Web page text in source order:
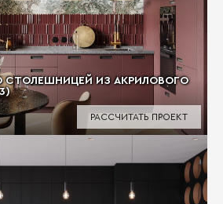
СТОЛЕШНИЦЕЙ ИЗ АКРИЛОВОГО
РАССЧИТАТЬ ПРОЕКТ